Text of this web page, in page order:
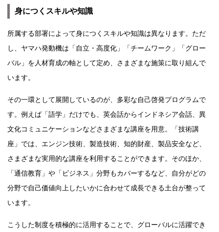
身につくスキルや知識
所属する部署によって身につくスキルや知識は異なります。ただ
し、ヤマハ発動機は「自立・高度化」「チームワーク」「グロー
バル」を人材育成の軸として定め、さまざまな施策に取り組んで
います。
その一環として展開しているのが、多彩な自己啓発プログラムで
す。例えば「語学」だけでも、英会話からインドネシア会話、異
文化コミュニケーションなどさまざまな講座を用意。「技術講
座」では、エンジン技術、製造技術、知的財産、製品安全など、
さまざまな実用的な講座を利用することができます。そのほか、
「通信教育」や「ビジネス」分野もカバーするなど、自分がどの
分野で自己価値向上したいかに合わせて成長できる土台が整って
います。
こうした制度を積極的に活用することで、グローバルに活躍でき